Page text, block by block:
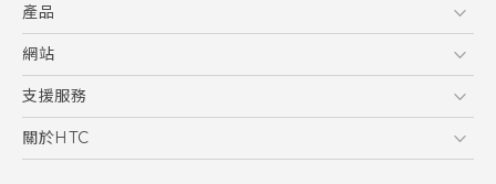
安全與法令注意事項
產品
5G
智能手機
區塊鍊手機
網站
HTC Dev
HTC Research
支援服務
服務中心
關於HTC